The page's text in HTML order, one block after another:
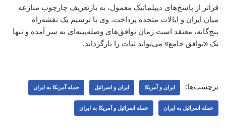
فراتر از پاسخ‌های دیپلماتیک معمول، به بازتعریف چارچوب منازعه
میان ایران و ایالات متحده پرداخت. وی با ترسیم یک نقشه‌راه
پنج‌گانه، معتقد است زمان توافق‌های وصله‌پینه‌ای به سر آمده و تنها
یک «توافق جامع» می‌تواند ثبات را بازگرداند.
برچسب‌ها: ایران و آمریکا ایران و اسرائیل حمله آمریکا به ایران
حمله اسرائیل به ایران حمله اسرائیل و آمریکا به ایران